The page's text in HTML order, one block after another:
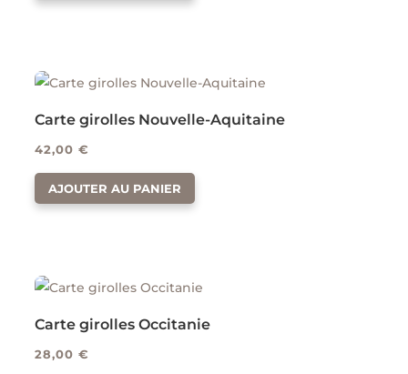
Carte girolles Nouvelle-Aquitaine
42,00€
AJOUTER AU PANIER
Carte girolles Occitanie
28,00€